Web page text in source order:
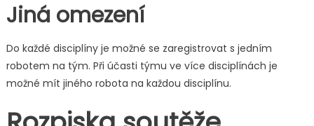
Jiná omezení
Do každé disciplíny je možné se zaregistrovat s jedním
robotem na tým. Při účasti týmu ve více disciplínách je
možné mít jiného robota na každou disciplínu.